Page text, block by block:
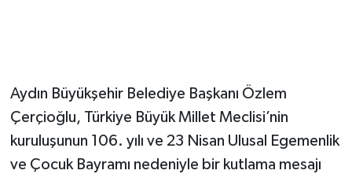
Aydın Büyükşehir Belediye Başkanı Özlem
Çerçioğlu, Türkiye Büyük Millet Meclisi’nin
kuruluşunun 106. yılı ve 23 Nisan Ulusal Egemenlik
ve Çocuk Bayramı nedeniyle bir kutlama mesajı